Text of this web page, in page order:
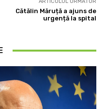
ARTICOLUL URMĂTOR
Cătălin Măruță a ajuns de
urgență la spital